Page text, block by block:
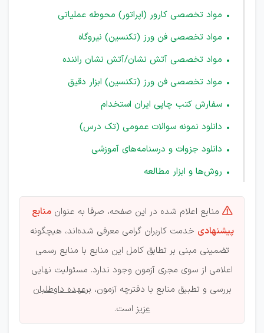
مواد تخصصی كارور (اپراتور) محوطه عملياتی
مواد تخصصی فن ورز (تکنسین) نیروگاه
مواد تخصصی آتش نشان/آتش نشان راننده
مواد تخصصی فن ورز (تکنسین) ابزار دقیق
سفارش کتب چاپی ایران استخدام
دانلود نمونه سوالات عمومی (تک درس)
دانلود جزوات و درسنامه‌های آموزشی
روش‌ها و ابزار مطالعه
 منابع اعلام شده در این صفحه، صرفا به عنوان منابع
پیشنهادی خدمت کاربران گرامی معرفی شده‌اند، هیچگونه
تضمینی مبنی بر تطابق کامل این منابع با منابع رسمی
اعلامی از سوی مجری آزمون وجود ندارد. مسئولیت نهایی
بررسی و تطبیق منابع با دفترچه آزمون،برعهده داوطلبان
عزیزاست.